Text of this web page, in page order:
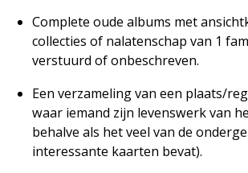
Complete oude albums met
collecties of nalatenschap van 1
verstuurd of onbeschreven.
Een verzameling van een plaats/
waar iemand zijn levenswerk van
behalve als het veel van de
interessante kaarten bevat).